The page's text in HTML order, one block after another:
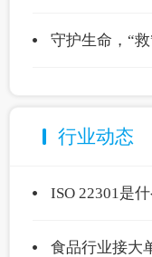
行业动态
ISO 22301是
食品行业接大